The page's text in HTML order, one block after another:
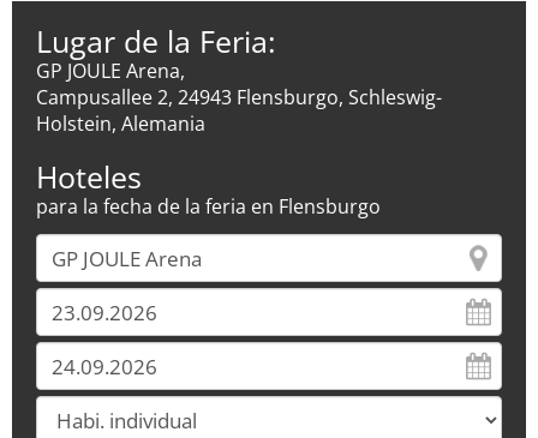
Lugar de la Feria:
GP JOULE Arena,
Campusallee 2, 24943 Flensburgo, Schleswig-
Holstein, Alemania
Hoteles
para la fecha de la feria en Flensburgo